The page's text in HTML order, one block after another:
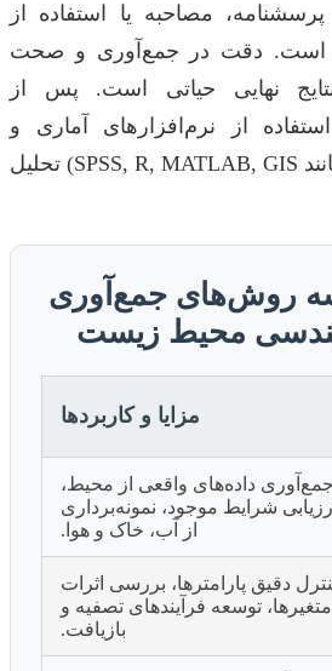
مصاحبه یا استفاده از
است. دقت در جمع‌آوری و صحت
نتایج نهایی حیاتی است. پس از
از نرم‌افزارهای آماری و
مدل‌سازی تخصصی (مانند SPSS, R, MATLAB, GIS) تحلیل
روش‌های جمع‌آوری
محیط زیست
مزایا و کاربردها
جمع‌آوری داده‌های واقعی از محیط،
ارزیابی شرایط موجود، نمونه‌برداری
از آب، خاک و هوا.
دقیق پارامترها، بررسی اثرات
متغیرها، توسعه فرآیندهای تصفیه و
بازیافت.